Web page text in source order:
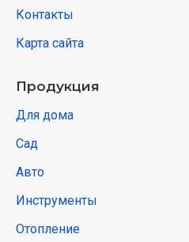
Контакты
Карта сайта
Продукция
Для дома
Сад
Авто
Инструменты
Отопление